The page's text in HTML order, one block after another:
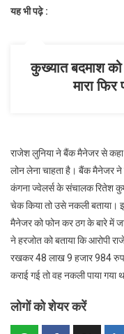
यह भी पढ़े :
कुख्यात बदमाश
मारा
राजेश लुनिया ने बैंक मैनेजर से
लोन लेना चाहता है। बैंक मैनेजर
कंगना ज्वेलर्स के संचालक रितेश
चेक किया तो उसे नकली बताया।
मैनेजर को फोन कर ठग के बारे में
ने हरजोत को बताया कि आरोपी
रखकर 48 लाख 9 हजार 984
कराई गई तो वह नकली पाया गया
लोगों को शेयर करें